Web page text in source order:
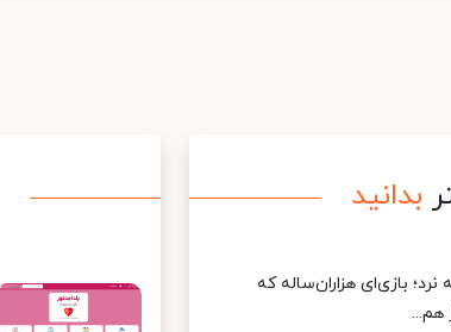
بدانید
نرد؛ بازی‌ای هزاران‌ساله که
هم...